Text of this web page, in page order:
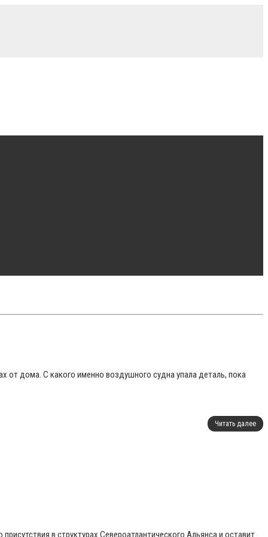
от дома. С какого именно воздушного судна упала деталь, пока
Читать далее
в структурах Североатлантического Альянса и оставит